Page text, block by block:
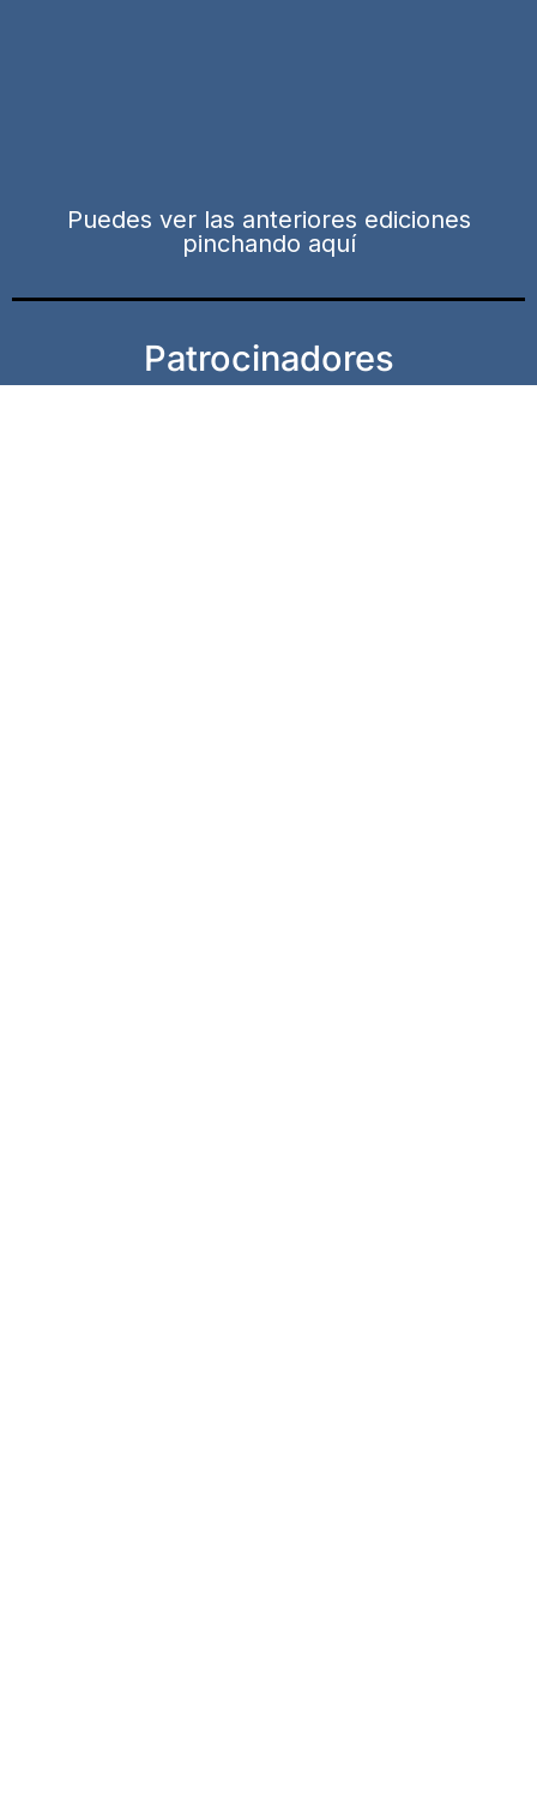
Puedes ver las anteriores ediciones
pinchando aquí
Patrocinadores